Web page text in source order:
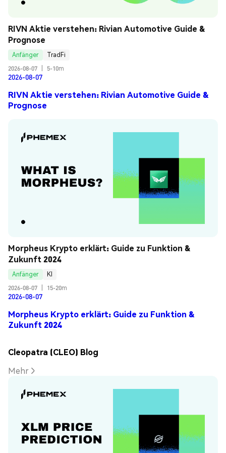
RIVN Aktie verstehen: Rivian Automotive Guide &
Prognose
Anfänger
TradFi
2026-08-07
5-10m
2026-08-07
RIVN Aktie verstehen: Rivian Automotive Guide &
Prognose
Morpheus Krypto erklärt: Guide zu Funktion &
Zukunft 2024
Anfänger
KI
2026-08-07
15-20m
2026-08-07
Morpheus Krypto erklärt: Guide zu Funktion &
Zukunft 2024
Cleopatra (CLEO) Blog
Mehr